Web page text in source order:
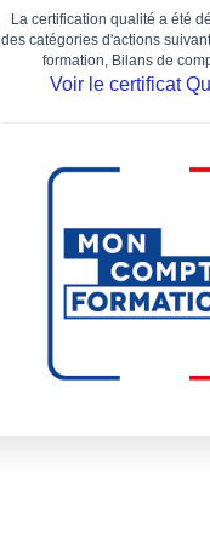
La certification qualité a été
des catégories d'actions
formation, Bilans de
Voir le certificat